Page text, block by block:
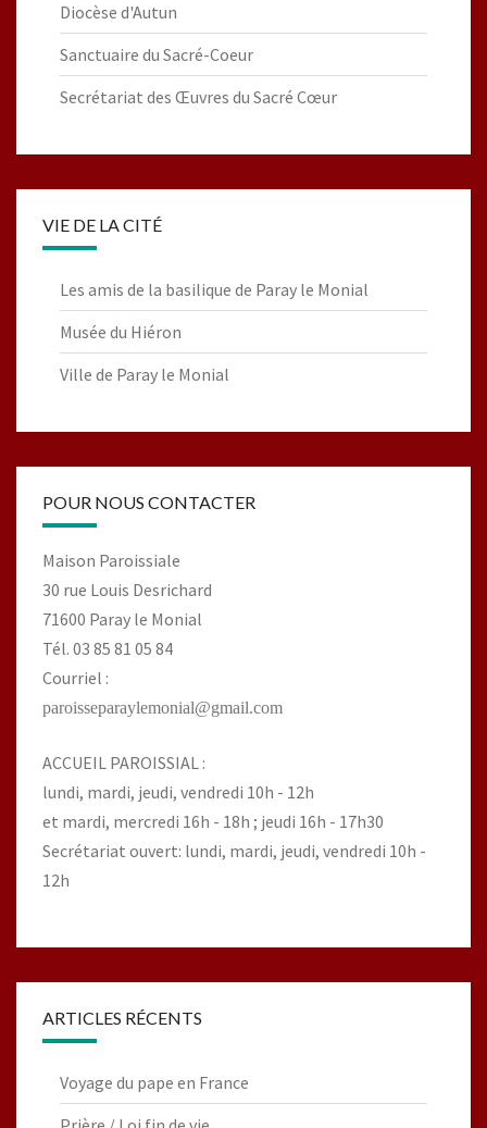
Diocèse d'Autun
Sanctuaire du Sacré-Coeur
Secrétariat des Œuvres du Sacré Cœur
VIE DE LA CITÉ
Les amis de la basilique de Paray le Monial
Musée du Hiéron
Ville de Paray le Monial
POUR NOUS CONTACTER
Maison Paroissiale
30 rue Louis Desrichard
71600 Paray le Monial
Tél. 03 85 81 05 84
Courriel :
paroisseparaylemonial@gmail.com
ACCUEIL PAROISSIAL :
lundi, mardi, jeudi, vendredi 10h - 12h
et mardi, mercredi 16h - 18h ; jeudi 16h - 17h30
Secrétariat ouvert: lundi, mardi, jeudi, vendredi 10h -
12h
ARTICLES RÉCENTS
Voyage du pape en France